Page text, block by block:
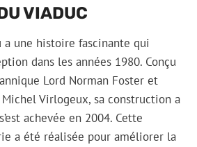
VIADUC
a une histoire fascinante qui
dans les années 1980. Conçu
Lord Norman Foster et
Virlogeux, sa construction a
achevée en 2004. Cette
a été réalisée pour améliorer la